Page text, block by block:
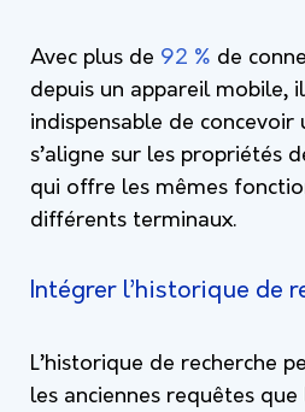
Avec plus de 92 % de
depuis un appareil mobile,
indispensable de concevoir
s’aligne sur les propriétés
qui offre les mêmes
différents terminaux.
Intégrer l’historique de
L’historique de recherche
les anciennes requêtes